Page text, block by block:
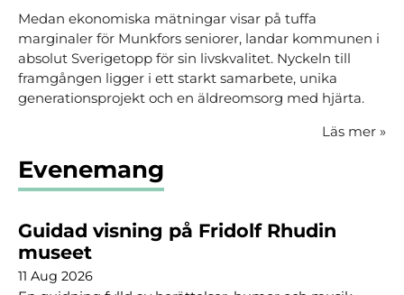
Medan ekonomiska mätningar visar på tuffa
marginaler för Munkfors seniorer, landar kommunen i
absolut Sverigetopp för sin livskvalitet. Nyckeln till
framgången ligger i ett starkt samarbete, unika
generationsprojekt och en äldreomsorg med hjärta.
Läs mer »
Evenemang
Guidad visning på Fridolf Rhudin
museet
11 Aug 2026